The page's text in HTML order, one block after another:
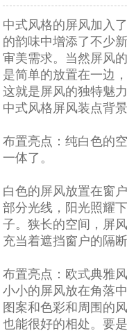
中式风格的屏风加入
的韵味中增添了不少
审美需求。当然屏风
是简单的放置在一边
这就是屏风的独特魅
中式风格屏风装点背
布置亮点：纯白色的
一体了。
白色的屏风放置在窗
部分光线，阳光照耀
子。狭长的空间，屏
充当着遮挡窗户的隔断
布置亮点：欧式典雅
小小的屏风放在角落
图案和色彩和周围的
也能很好的相处。要